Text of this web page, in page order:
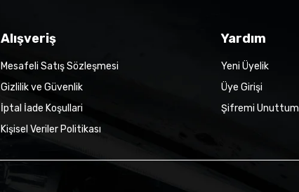
Alışveriş
Mesafeli Satış Sözleşmesi
Gizlilik ve Güvenlik
İptal İade Koşullari
Kişisel Veriler Politikası
Yardım
Yeni Üyelik
Üye Girişi
Şifremi Unuttum